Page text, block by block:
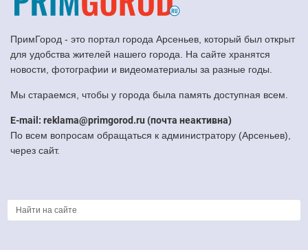
ПримГород - это портал города Арсеньев, который был открыт
для удобства жителей нашего города. На сайте хранятся
новости, фотографии и видеоматериалы за разные годы.
Мы стараемся, чтобы у города была память доступная всем.
E-mail: reklama@primgorod.ru (почта неактивна)
По всем вопросам обращаться к администратору (Арсеньев),
через сайт.